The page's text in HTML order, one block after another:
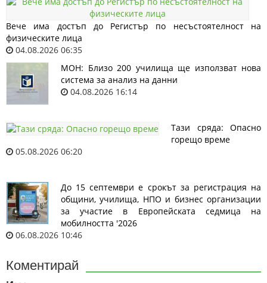
Вече има достъп до Регистър по несъстоятелност на
физическите лица
04.08.2026 06:35
МОН: Близо 200 училища ще използват нова
система за анализ на данни
04.08.2026 16:14
Тази сряда: Опасно
горещо време
05.08.2026 06:20
До 15 септември е срокът за регистрация на
общини, училища, НПО и бизнес организации
за участие в Европейската седмица на
мобилността '2026
06.08.2026 10:46
Коментирай